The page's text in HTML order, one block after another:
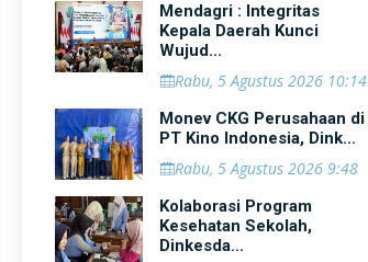
Mendagri : Integritas
Kepala Daerah Kunci
Wujud...
Rabu, 5 Agustus 2026 10:14
Monev CKG Perusahaan di
PT Kino Indonesia, Dink...
Rabu, 5 Agustus 2026 9:48
Kolaborasi Program
Kesehatan Sekolah,
Dinkesda...